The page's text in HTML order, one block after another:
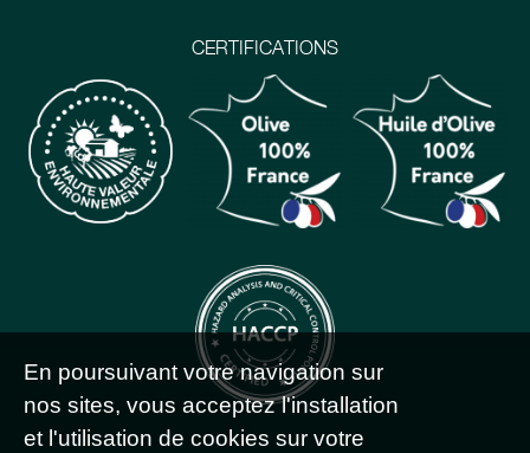
CERTIFICATIONS
En poursuivant votre navigation sur
nos sites, vous acceptez l'installation
et l'utilisation de cookies sur votre